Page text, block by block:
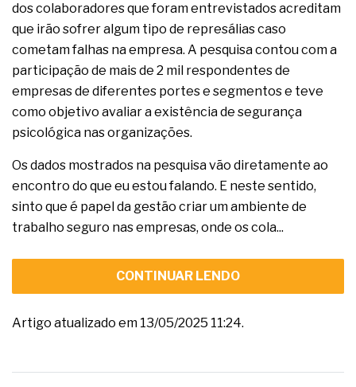
dos colaboradores que foram entrevistados acreditam
que irão sofrer algum tipo de represálias caso
cometam falhas na empresa. A pesquisa contou com a
participação de mais de 2 mil respondentes de
empresas de diferentes portes e segmentos e teve
como objetivo avaliar a existência de segurança
psicológica nas organizações.
Os dados mostrados na pesquisa vão diretamente ao
encontro do que eu estou falando. E neste sentido,
sinto que é papel da gestão criar um ambiente de
trabalho seguro nas empresas, onde os cola...
CONTINUAR LENDO
Artigo atualizado em 13/05/2025 11:24.